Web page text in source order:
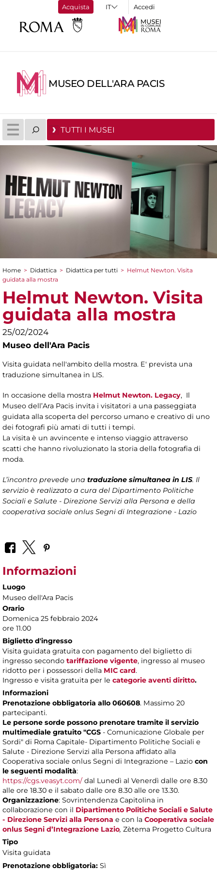
Acquista Accedi
MUSEO DELL'ARA PACIS
TUTTI I MUSEI
Tu sei qui
Home > Didattica > Didattica per tutti > Helmut Newton. Visita
guidata alla mostra
Helmut Newton. Visita
guidata alla mostra
25/02/2024
Museo dell'Ara Pacis
Visita guidata nell'ambito della mostra. E' prevista una
traduzione simultanea in LIS.
In occasione della mostra Helmut Newton. Legacy, Il
Museo dell’Ara Pacis invita i visitatori a una passeggiata
guidata alla scoperta del percorso umano e creativo di uno
dei fotografi più amati di tutti i tempi.
La visita è un avvincente e intenso viaggio attraverso
scatti che hanno rivoluzionato la storia della fotografia di
moda.
L’incontro prevede una traduzione simultanea in LIS. Il
servizio è realizzato a cura del Dipartimento Politiche
Sociali e Salute - Direzione Servizi alla Persona e della
cooperativa sociale onlus Segni di Integrazione - Lazio
Informazioni
Luogo
Museo dell'Ara Pacis
Orario
Domenica 25 febbraio 2024
ore 11.00
Biglietto d'ingresso
Visita guidata gratuita con pagamento del biglietto di
ingresso secondo tariffazione vigente, ingresso al museo
ridotto per i possessori della MIC card.
Ingresso e visita gratuita per le categorie aventi diritto.
Informazioni
Prenotazione obbligatoria allo 060608. Massimo 20
partecipanti.
Le persone sorde possono prenotare tramite il servizio
multimediale gratuito "CGS - Comunicazione Globale per
Sordi" di Roma Capitale- Dipartimento Politiche Sociali e
Salute - Direzione Servizi alla Persona affidato alla
Cooperativa sociale onlus Segni di Integrazione – Lazio con
le seguenti modalità:
https://cgs.veasyt.com/dal Lunedì al Venerdì dalle ore 8.30
alle ore 18.30 e il sabato dalle ore 8.30 alle ore 13.30.
Organizzazione: Sovrintendenza Capitolina in
collaborazione con il Dipartimento Politiche Sociali e Salute
- Direzione Servizi alla Persona e con la Cooperativa sociale
onlus Segni d’Integrazione Lazio, Zètema Progetto Cultura
Tipo
Visita guidata
Prenotazione obbligatoria: Sì